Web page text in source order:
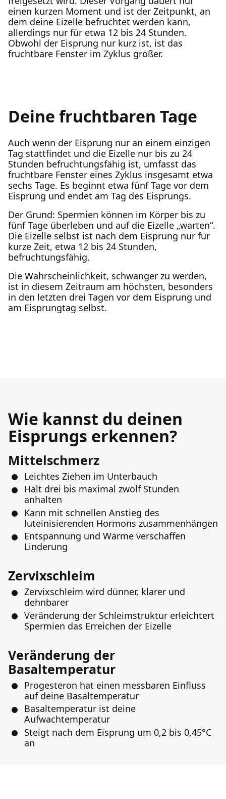
einen kurzen Moment und ist der Zeitpunkt, an
dem deine Eizelle befruchtet werden kann,
allerdings nur für etwa 12 bis 24 Stunden.
Obwohl der Eisprung nur kurz ist, ist das
fruchtbare Fenster im Zyklus größer.
Deine fruchtbaren Tage
Auch wenn der Eisprung nur an einem einzigen
Tag stattfindet und die Eizelle nur bis zu 24
Stunden befruchtungsfähig ist, umfasst das
fruchtbare Fenster eines Zyklus insgesamt etwa
sechs Tage. Es beginnt etwa fünf Tage vor dem
Eisprung und endet am Tag des Eisprungs.
Der Grund: Spermien können im Körper bis zu
fünf Tage überleben und auf die Eizelle „warten“.
Die Eizelle selbst ist nach dem Eisprung nur für
kurze Zeit, etwa 12 bis 24 Stunden,
befruchtungsfähig.
Die Wahrscheinlichkeit, schwanger zu werden,
ist in diesem Zeitraum am höchsten, besonders
in den letzten drei Tagen vor dem Eisprung und
am Eisprungtag selbst.
Wie kannst du deinen
Eisprungs erkennen?
Mittelschmerz
Leichtes Ziehen im Unterbauch
Hält drei bis maximal zwölf Stunden
anhalten
Kann mit schnellen Anstieg des
luteinisierenden Hormons zusammenhängen
Entspannung und Wärme verschaffen
Linderung
Zervixschleim
Zervixschleim wird dünner, klarer und
dehnbarer
Veränderung der Schleimstruktur erleichtert
Spermien das Erreichen der Eizelle
Veränderung der
Basaltemperatur
Progesteron hat einen messbaren Einfluss
auf deine Basaltemperatur
Basaltemperatur ist deine
Aufwachtemperatur
Steigt nach dem Eisprung um 0,2 bis 0,45°C
an